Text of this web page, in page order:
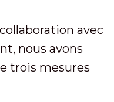
avec
nous avons
trois mesures